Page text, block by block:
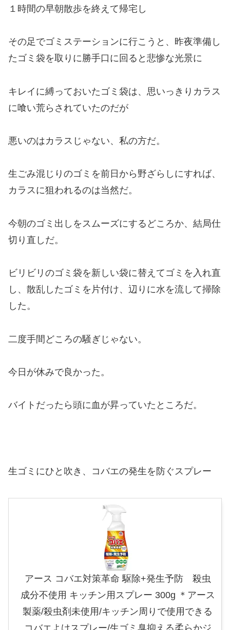
１時間の早朝散歩を終えて帰宅し
その足でゴミステーションに行こうと、昨夜準備し
たゴミ袋を取りに勝手口に回ると悲惨な光景に
キレイに縛っておいたゴミ袋は、思いっきりカラス
に喰い荒らされていたのだが
悪いのはカラスじゃない、私の方だ。
生ごみ混じりのゴミを前日から野ざらしにすれば、
カラスに狙われるのは当然だ。
今朝のゴミ出しをスムーズにするどころか、結局仕
切り直しだ。
ビリビリのゴミ袋を新しい袋に替えてゴミを入れ直
し、散乱したゴミを片付け、辺りに水を流して掃除
した。
二度手間どころの騒ぎじゃない。
今日が休みで良かった。
バイトだったら頭に血が昇っていたところだ。
生ゴミにひと吹き、コバエの発生を防ぐスプレー
アース コバエ対策革命 駆除+発生予防 殺虫
成分不使用 キッチン用スプレー 300g ＊アース
製薬/殺虫剤未使用/キッチン周りで使用できる